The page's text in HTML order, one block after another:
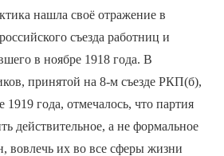
нашла своё отражение в
съезда работниц и
в ноябре 1918 года. В
принятой на 8-м съезде РКП(б),
1919 года, отмечалось, что партия
действительное, а не формальное
вовлечь их во все сферы жизни